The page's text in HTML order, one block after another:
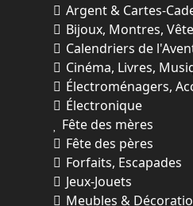
Argent & Cartes-
Bijoux, Montres,
Calendriers de
Cinéma, Livres,
Électroménagers,
Électronique
Fête des mères
Fête des pères
Forfaits, Escapades
Jeux-Jouets
Meubles &